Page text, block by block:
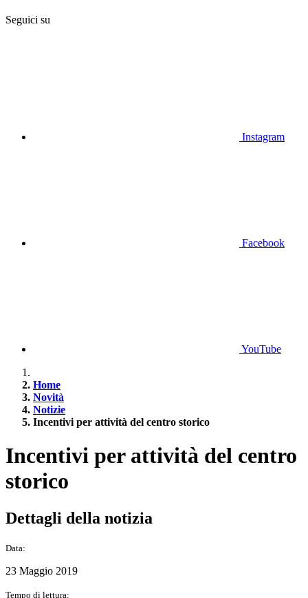
Seguici su
Instagram
Facebook
YouTube
Home
Novità
Notizie
Incentivi per attività del centro storico
Incentivi per attività del centro
storico
Dettagli della notizia
Data:
23 Maggio 2019
Tempo di lettura: